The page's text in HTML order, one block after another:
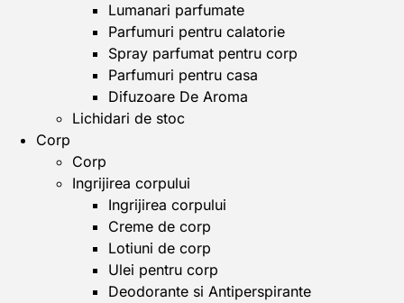
Lumanari parfumate
Parfumuri pentru calatorie
Spray parfumat pentru corp
Parfumuri pentru casa
Difuzoare De Aroma
Lichidari de stoc
Corp
Corp
Ingrijirea corpului
Ingrijirea corpului
Creme de corp
Lotiuni de corp
Ulei pentru corp
Deodorante si Antiperspirante